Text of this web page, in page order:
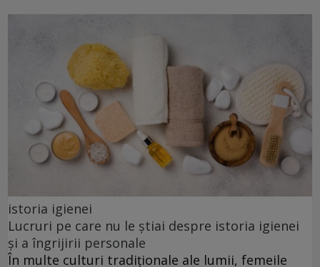
istoria igienei
Lucruri pe care nu le știai despre istoria igienei
și a îngrijirii personale
În multe culturi tradiționale ale lumii, femeile